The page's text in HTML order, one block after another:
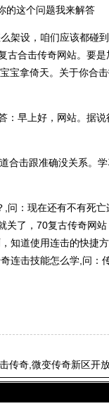
的这个问题我来解答
架设，咱们应该都碰
古合击传奇网站。要
宝拿倚天。关于你合
早上好，网站。据
合击跟准确没关系。
问：现在还有不有死亡
关了，70复古传奇网
知道使用连击的快捷
连击技能怎么学,问：
传奇,微变传奇新区开